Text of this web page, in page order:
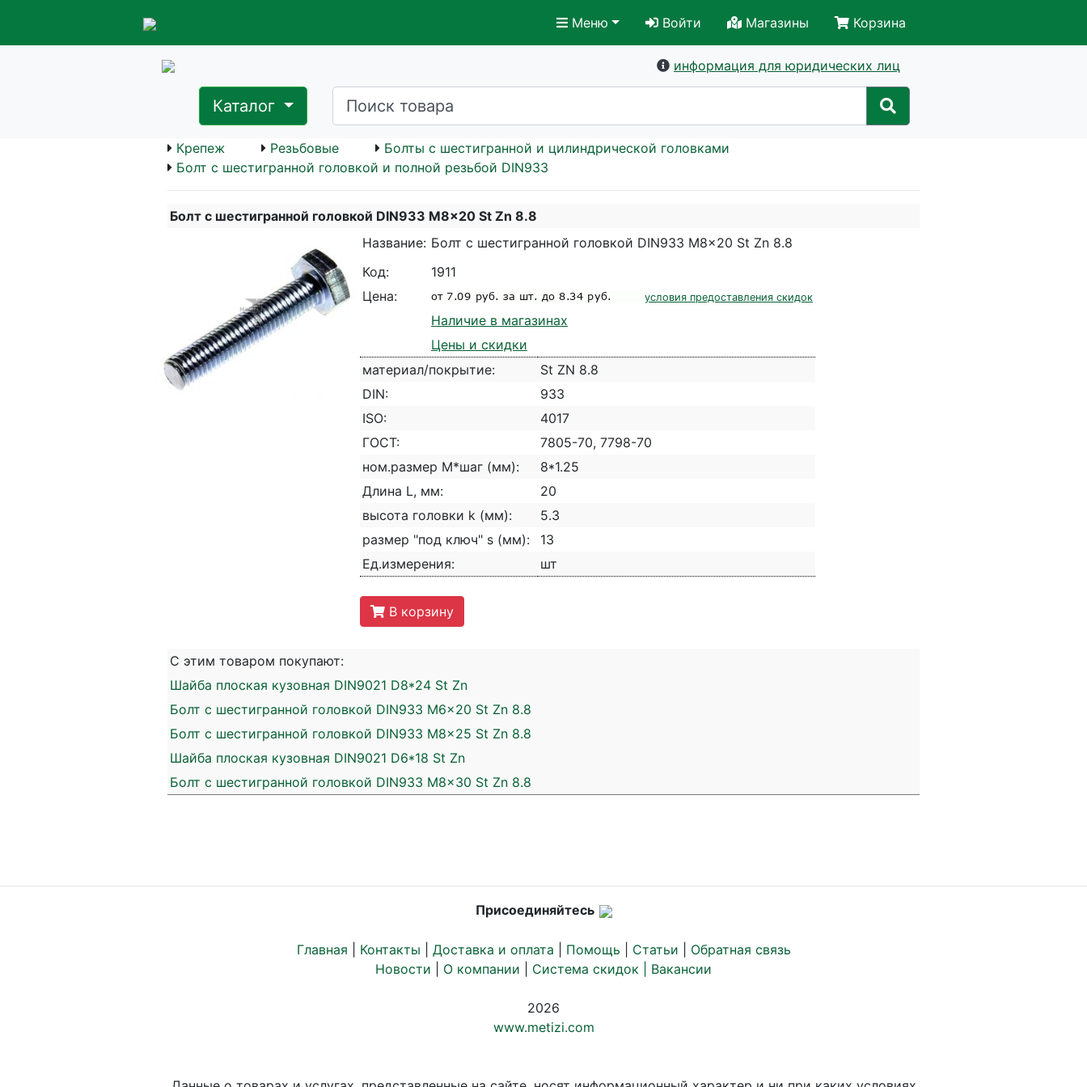
Меню Войти Магазины Корзина
информация для юридических лиц
Каталог
Крепеж Резьбовые
Болты с шестигранной и цилиндрической головками
Болт с шестигранной головкой и полной резьбой DIN933
Болт с шестигранной головкой DIN933 M8x20 St Zn 8.8
Название: Болт с шестигранной головкой DIN933 M8x20 St Zn 8.8
Код:
1911
Цена:
условия предоставления скидок
Наличие в магазинах
Цены и скидки
материал/покрытие:
St ZN 8.8
DIN:
933
ISO:
4017
ГОСТ:
7805-70, 7798-70
ном.размер М*шаг (мм):
8*1.25
Длина L, мм:
20
высота головки k (мм):
5.3
размер "под ключ" s (мм):
13
Ед.измерения:
шт
В корзину
С этим товаром покупают:
Шайба плоская кузовная DIN9021 D8*24 St Zn
Болт с шестигранной головкой DIN933 M6x20 St Zn 8.8
Болт с шестигранной головкой DIN933 M8x25 St Zn 8.8
Шайба плоская кузовная DIN9021 D6*18 St Zn
Болт с шестигранной головкой DIN933 M8x30 St Zn 8.8
Присоединяйтесь
Главная Контакты Доставка и оплата Помощь Статьи
Обратная связь
Новости
О компании Система скидок | Вакансии
2026
www.metizi.com